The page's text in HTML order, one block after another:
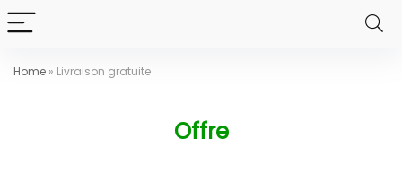
Home » Livraison gratuite
Offre